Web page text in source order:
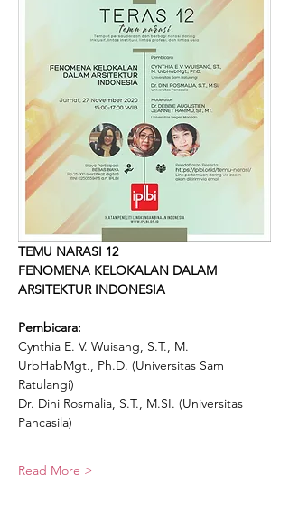
TEMU NARASI 12
FENOMENA KELOKALAN DALAM
ARSITEKTUR INDONESIA
Pembicara:
Cynthia E. V. Wuisang, S.T., M.
UrbHabMgt., Ph.D. (Universitas Sam
Ratulangi)
Dr. Dini Rosmalia, S.T., M.SI. (Universitas
Pancasila)
Read More >